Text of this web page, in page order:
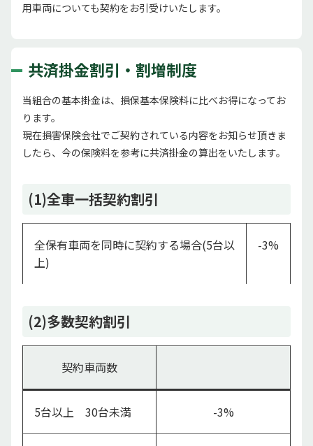
用車両についても契約をお引受けいたします。
共済掛金割引・割増制度
当組合の基本掛金は、損保基本保険料に比べお得になってお
ります。
現在損害保険会社でご契約されている内容をお知らせ頂きま
したら、今の保険料を参考に共済掛金の算出をいたします。
(1)全車一括契約割引
全保有車両を同時に契約する場合(5台以
上)
-3%
(2)多数契約割引
契約車両数
5台以上 30台未満 -3%